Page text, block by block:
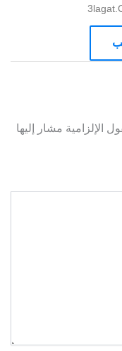
الإلزامية مشار إليها